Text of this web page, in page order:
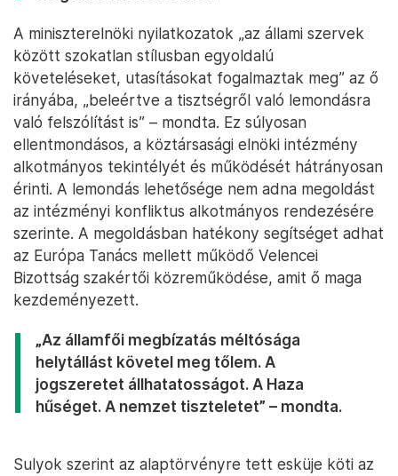
A miniszterelnöki nyilatkozatok „az állami szervek
között szokatlan stílusban egyoldalú
követeléseket, utasításokat fogalmaztak meg” az ő
irányába, „beleértve a tisztségről való lemondásra
való felszólítást is” – mondta. Ez súlyosan
ellentmondásos, a köztársasági elnöki intézmény
alkotmányos tekintélyét és működését hátrányosan
érinti. A lemondás lehetősége nem adna megoldást
az intézményi konfliktus alkotmányos rendezésére
szerinte. A megoldásban hatékony segítséget adhat
az Európa Tanács mellett működő Velencei
Bizottság szakértői közreműködése, amit ő maga
kezdeményezett.
„Az államfői megbízatás méltósága
helytállást követel meg tőlem. A
jogszeretet állhatatosságot. A Haza
hűséget. A nemzet tiszteletet” – mondta.
Sulyok szerint az alaptörvényre tett esküje köti az